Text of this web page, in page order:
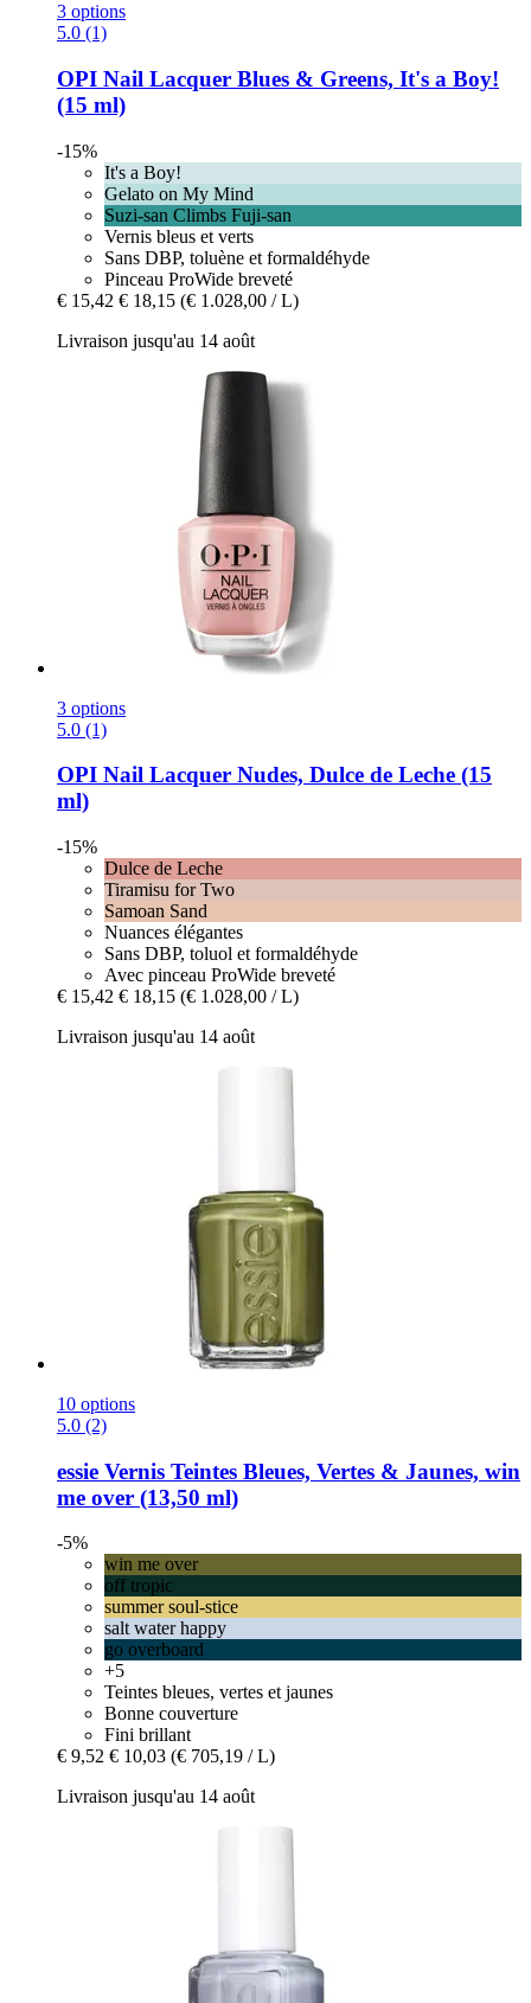
3 options
5.0 (1)
OPI Nail Lacquer Blues & Greens, It's a Boy!
(15 ml)
-15%
It's a Boy!
Gelato on My Mind
Suzi-san Climbs Fuji-san
Vernis bleus et verts
Sans DBP, toluène et formaldéhyde
Pinceau ProWide breveté
€ 15,42 € 18,15 (€ 1.028,00 / L)
Livraison jusqu'au 14 août
3 options
5.0 (1)
OPI Nail Lacquer Nudes, Dulce de Leche (15
ml)
-15%
Dulce de Leche
Tiramisu for Two
Samoan Sand
Nuances élégantes
Sans DBP, toluol et formaldéhyde
Avec pinceau ProWide breveté
€ 15,42 € 18,15 (€ 1.028,00 / L)
Livraison jusqu'au 14 août
10 options
5.0 (2)
essie Vernis Teintes Bleues, Vertes & Jaunes, win
me over (13,50 ml)
-5%
win me over
off tropic
summer soul-stice
salt water happy
go overboard
+5
Teintes bleues, vertes et jaunes
Bonne couverture
Fini brillant
€ 9,52 € 10,03 (€ 705,19 / L)
Livraison jusqu'au 14 août